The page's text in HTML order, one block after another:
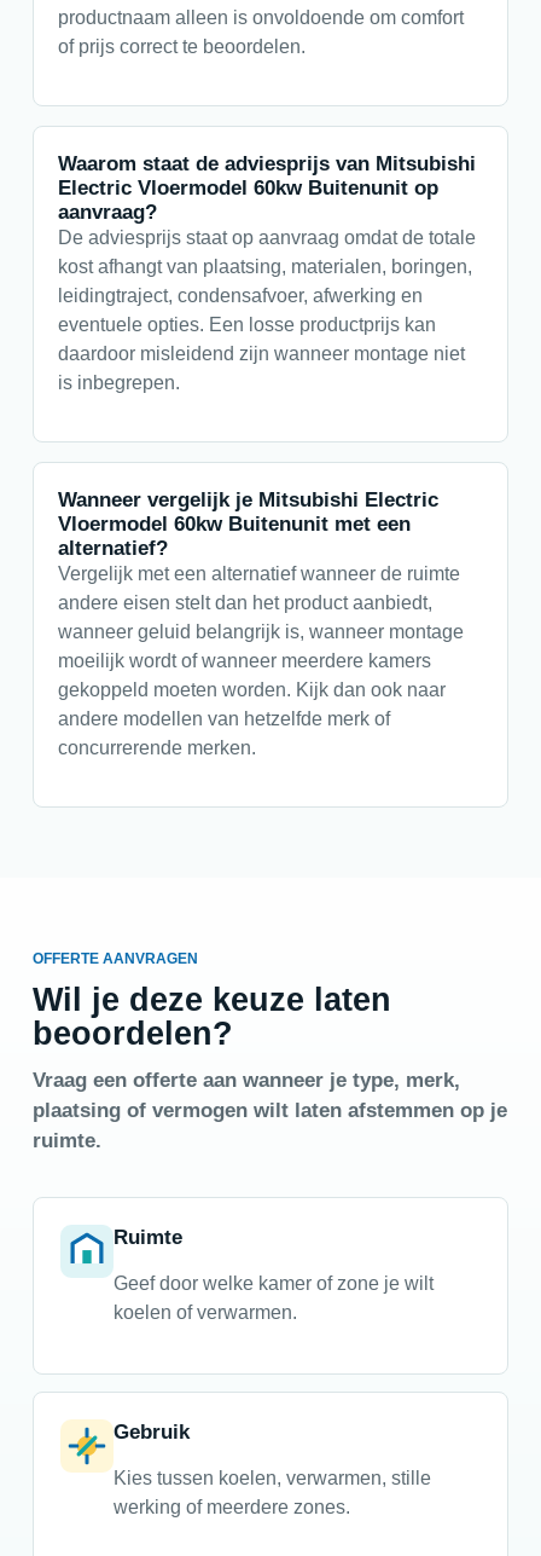
productnaam alleen is onvoldoende om comfort
of prijs correct te beoordelen.
Waarom staat de adviesprijs van Mitsubishi
Electric Vloermodel 60kw Buitenunit op
aanvraag?
De adviesprijs staat op aanvraag omdat de totale
kost afhangt van plaatsing, materialen, boringen,
leidingtraject, condensafvoer, afwerking en
eventuele opties. Een losse productprijs kan
daardoor misleidend zijn wanneer montage niet
is inbegrepen.
Wanneer vergelijk je Mitsubishi Electric
Vloermodel 60kw Buitenunit met een
alternatief?
Vergelijk met een alternatief wanneer de ruimte
andere eisen stelt dan het product aanbiedt,
wanneer geluid belangrijk is, wanneer montage
moeilijk wordt of wanneer meerdere kamers
gekoppeld moeten worden. Kijk dan ook naar
andere modellen van hetzelfde merk of
concurrerende merken.
OFFERTE AANVRAGEN
Wil je deze keuze laten
beoordelen?
Vraag een offerte aan wanneer je type, merk,
plaatsing of vermogen wilt laten afstemmen op je
ruimte.
Ruimte
Geef door welke kamer of zone je wilt
koelen of verwarmen.
Gebruik
Kies tussen koelen, verwarmen, stille
werking of meerdere zones.